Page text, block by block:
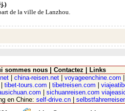
de la ville de Lanzhou.
sommes nous| Contactez
Links
| china-reisen.net| voyageenchine.com
tibet-tours.com tibetreisen.com
sichuanreisen.com
en Chine: self-drive.cn|